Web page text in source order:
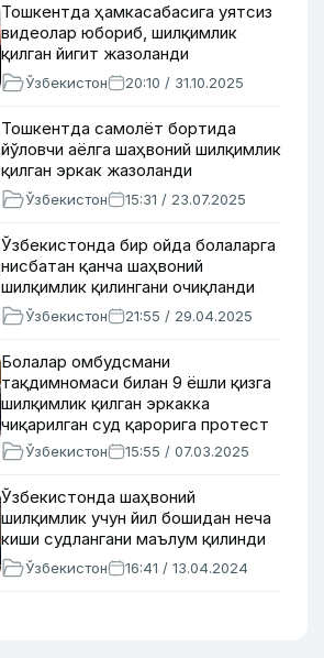
Тошкентда ҳамкасабасига уятсиз
видеолар юбориб, шилқимлик
қилган йигит жазоланди
Ўзбекистон 20:10 / 31.10.2025
Тошкентда самолёт бортида
йўловчи аёлга шаҳвоний шилқимлик
қилган эркак жазоланди
Ўзбекистон 15:31 / 23.07.2025
Ўзбекистонда бир ойда болаларга
нисбатан қанча шаҳвоний
шилқимлик қилингани очиқланди
Ўзбекистон 21:55 / 29.04.2025
Болалар омбудсмани
тақдимномаси билан 9 ёшли қизга
шилқимлик қилган эркакка
чиқарилган суд қарорига протест
киритилди
Ўзбекистон 15:55 / 07.03.2025
Ўзбекистонда шаҳвоний
шилқимлик учун йил бошидан неча
киши судлангани маълум қилинди
Ўзбекистон 16:41 / 13.04.2024